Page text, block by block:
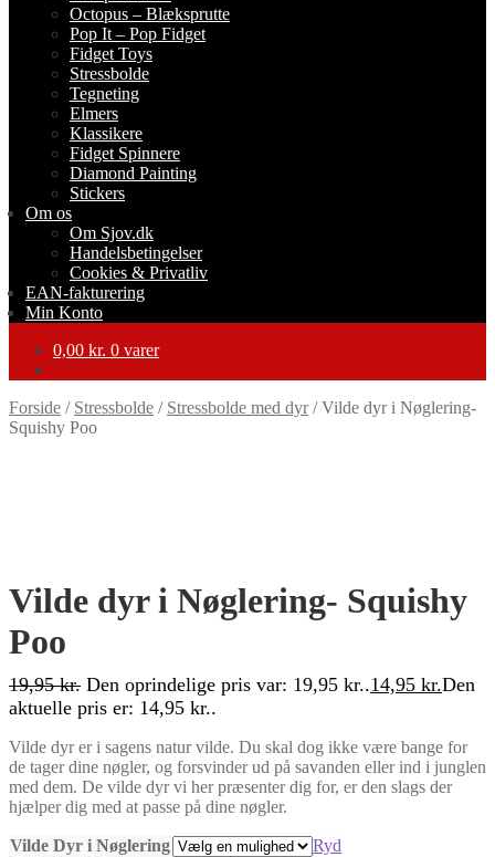
Octopus – Blæksprutte
Pop It – Pop Fidget
Fidget Toys
Stressbolde
Tegneting
Elmers
Klassikere
Fidget Spinnere
Diamond Painting
Stickers
Om os
Om Sjov.dk
Handelsbetingelser
Cookies & Privatliv
EAN-fakturering
Min Konto
0,00 kr. 0 varer
Forside / Stressbolde / Stressbolde med dyr/Vilde dyr i Nøglering-
Squishy Poo
Vilde dyr i Nøglering- Squishy
Poo
19,95kr. Den oprindelige pris var: 19,95 kr..14,95 kr.Den
aktuelle pris er: 14,95 kr..
Vilde dyr er i sagens natur vilde. Du skal dog ikke være bange for
de tager dine nøgler, og forsvinder ud på savanden eller ind i junglen
med dem. De vilde dyr vi her præsenter dig for, er den slags der
hjælper dig med at passe på dine nøgler.
Vilde Dyr i Nøglering
Ryd